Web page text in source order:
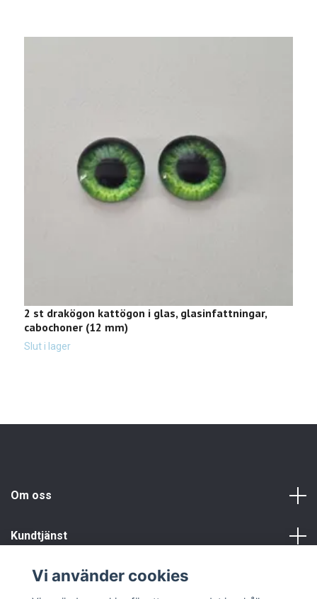
2 st drakögon kattögon i glas, glasinfattningar,
cabochoner (12 mm)
Slut i lager
Om oss
Kundtjänst
Vi använder cookies